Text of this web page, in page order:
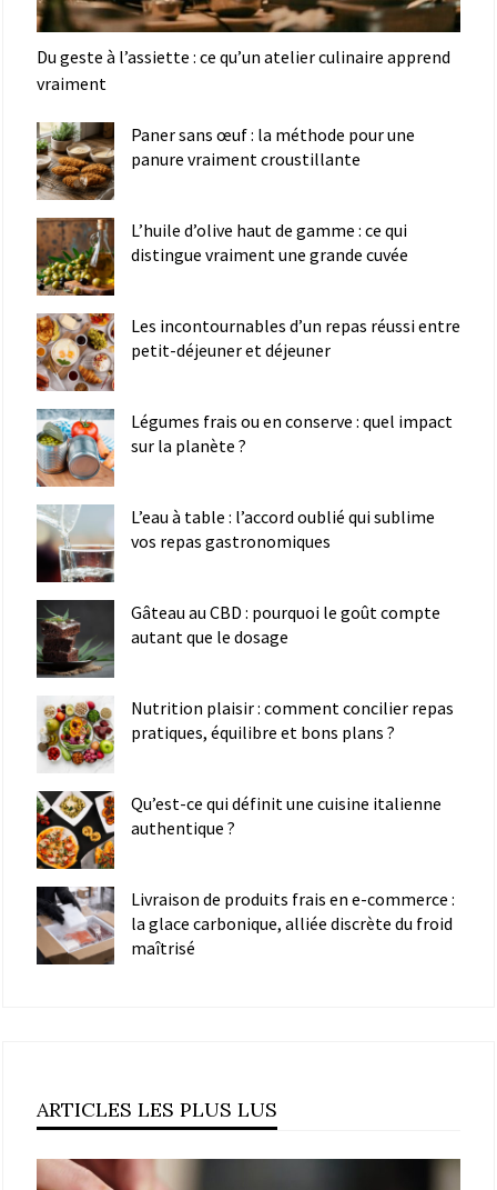
Du geste à l’assiette : ce qu’un atelier culinaire apprend
vraiment
Paner sans œuf : la méthode pour une
panure vraiment croustillante
L’huile d’olive haut de gamme : ce qui
distingue vraiment une grande cuvée
Les incontournables d’un repas réussi entre
petit-déjeuner et déjeuner
Légumes frais ou en conserve : quel impact
sur la planète ?
L’eau à table : l’accord oublié qui sublime
vos repas gastronomiques
Gâteau au CBD : pourquoi le goût compte
autant que le dosage
Nutrition plaisir : comment concilier repas
pratiques, équilibre et bons plans ?
Qu’est-ce qui définit une cuisine italienne
authentique ?
Livraison de produits frais en e-commerce :
la glace carbonique, alliée discrète du froid
maîtrisé
ARTICLES LES PLUS LUS